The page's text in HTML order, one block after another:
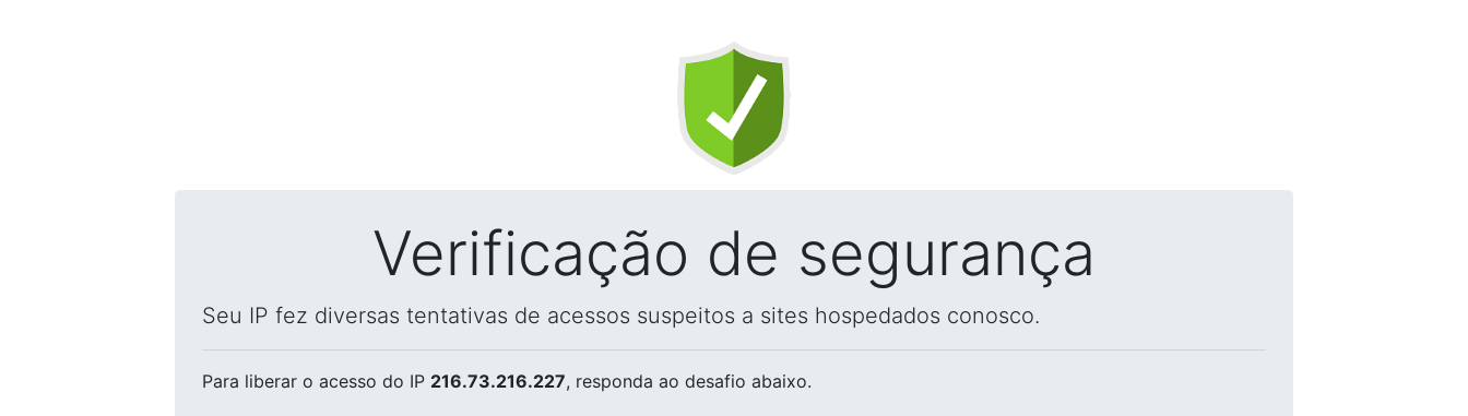
Verificação de segurança
Seu IP fez diversas tentativas de acessos suspeitos a sites hospedados conosco.
Para liberar o acesso do IP 216.73.216.227, responda ao desafio abaixo.